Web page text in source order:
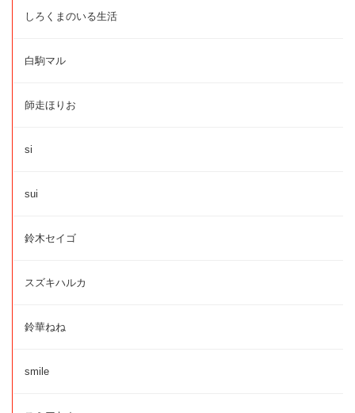
しろくまのいる生活
白駒マル
師走ほりお
si
sui
鈴木セイゴ
スズキハルカ
鈴華ねね
smile